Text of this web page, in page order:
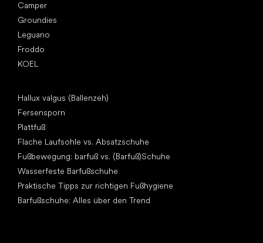
Camper
Groundies
Leguano
Froddo
KOEL
Hallux valgus (Ballenzeh)
Fersensporn
Plattfuß
Flache Laufsohle vs. Absatzschuhe
Fußbewegung: barfuß vs. (Barfuß)Schuhe
Wasserfeste Barfußschuhe
Praktische Tipps zur richtigen Fußhygiene
Barfußschuhe: Alles über den Trend